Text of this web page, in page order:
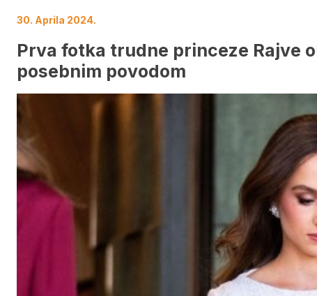
30. Aprila 2024.
Prva fotka trudne princeze Rajve
posebnim povodom